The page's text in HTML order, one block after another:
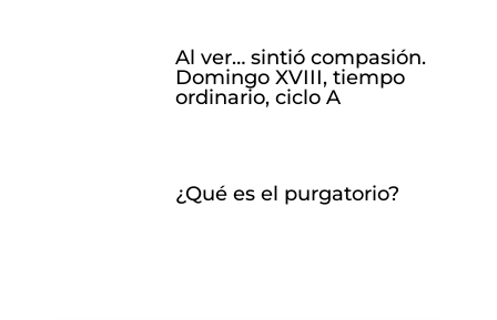
Al ver… sintió compasión.
Domingo XVIII, tiempo
ordinario, ciclo A
¿Qué es el purgatorio?